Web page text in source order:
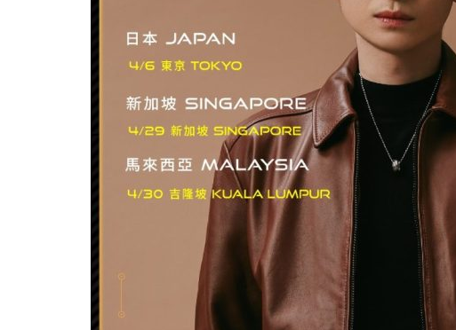
苏永康将邀歌迷上台合唱！赞大马
肉骨茶“全世界最好吃”